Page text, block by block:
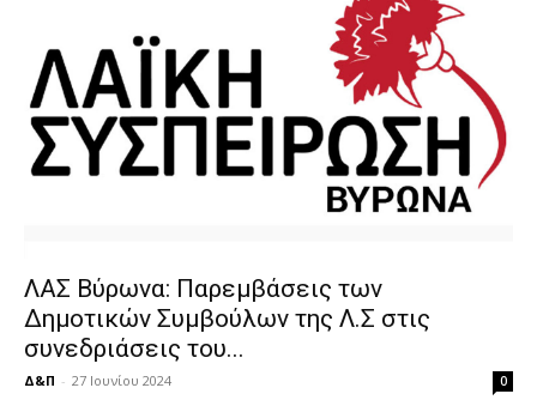
ΛΑΣ Βύρωνα: Παρεμβάσεις των
Δημοτικών Συμβούλων της Λ.Σ στις
συνεδριάσεις του...
Δ&Π - 27 Ιουνίου 2024 0